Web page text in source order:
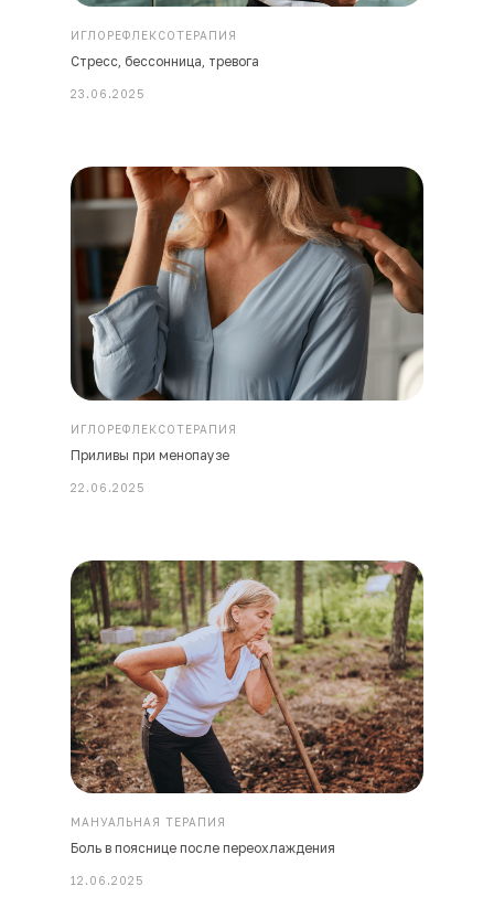
ИГЛОРЕФЛЕКСОТЕРАПИЯ
Стресс, бессонница, тревога
23.06.2025
ИГЛОРЕФЛЕКСОТЕРАПИЯ
Приливы при менопаузе
22.06.2025
МАНУАЛЬНАЯ ТЕРАПИЯ
Боль в пояснице после переохлаждения
12.06.2025